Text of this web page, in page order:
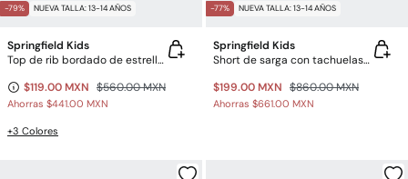
-79% NUEVA TALLA: 13-14 AÑOS
Springfield Kids
Top de rib bordado de estrella para niña
$119.00 MXN $560.00 MXN
Ahorras $441.00 MXN
+3 Colores
-77% NUEVA TALLA: 13-14 AÑOS
Springfield Kids
Short de sarga con tachuelas para niña
$199.00 MXN $860.00 MXN
Ahorras $661.00 MXN